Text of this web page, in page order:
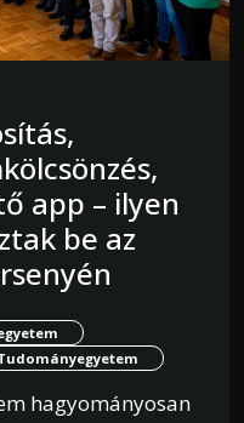
app – ilyen
be az
hagyományosan